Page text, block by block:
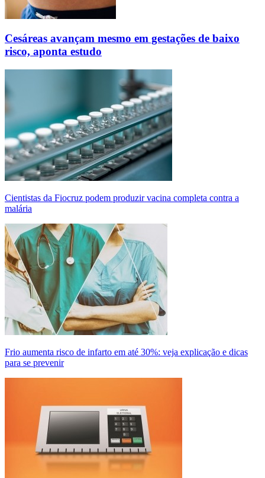
Cesáreas avançam mesmo em gestações de baixo
risco, aponta estudo
Cientistas da Fiocruz podem produzir vacina completa contra a
malária
Frio aumenta risco de infarto em até 30%: veja explicação e dicas
para se prevenir